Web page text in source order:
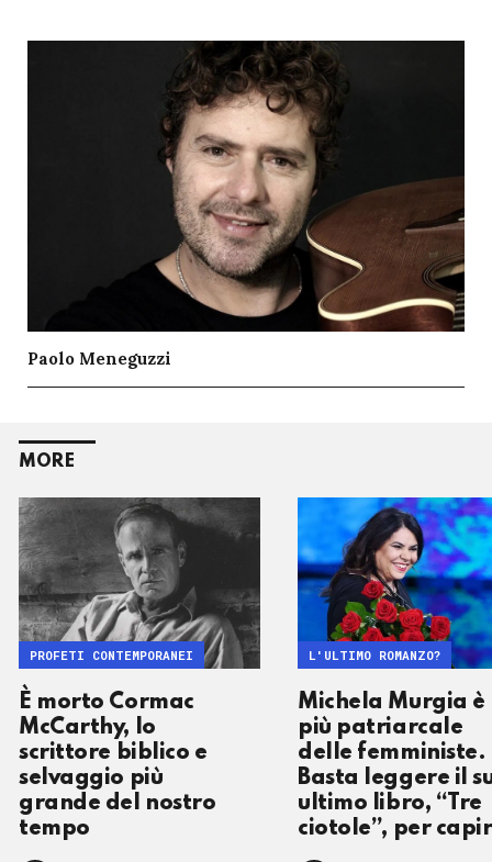
Paolo Meneguzzi
MORE
È morto Cormac
McCarthy, lo
scrittore biblico e
selvaggio più
grande del nostro
tempo
PROFETI CONTEMPORANEI
Michela Murgia è
più patriarcale
delle femministe.
Basta leggere il
ultimo libro, “Tre
ciotole”, per
L'ULTIMO ROMANZO?